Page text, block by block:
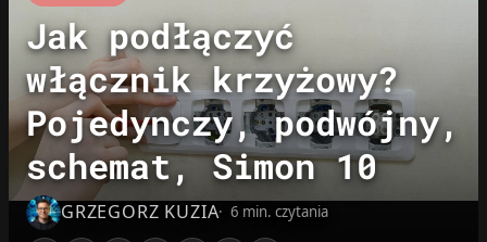
Jak podłączyć
włącznik krzyżowy?
Pojedynczy, podwójny,
schemat, Simon 10
GRZEGORZ KUZIA 6 min. czytania